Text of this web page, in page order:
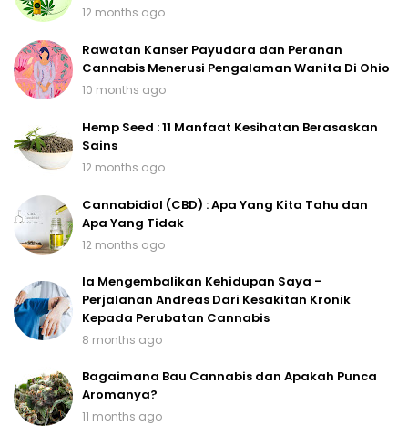
12 months ago
Rawatan Kanser Payudara dan Peranan
Cannabis Menerusi Pengalaman Wanita Di Ohio
10 months ago
Hemp Seed : 11 Manfaat Kesihatan Berasaskan
Sains
12 months ago
Cannabidiol (CBD) : Apa Yang Kita Tahu dan
Apa Yang Tidak
12 months ago
Ia Mengembalikan Kehidupan Saya –
Perjalanan Andreas Dari Kesakitan Kronik
Kepada Perubatan Cannabis
8 months ago
Bagaimana Bau Cannabis dan Apakah Punca
Aromanya?
11 months ago